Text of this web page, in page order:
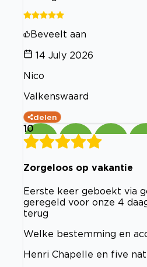
Beveelt aan
14 July 2026
Nico
Valkenswaard
delen
10
Zorgeloos op vakantie
Eerste keer geboekt via
geregeld voor onze 4
terug
Welke bestemming en
Henri Chapelle en five